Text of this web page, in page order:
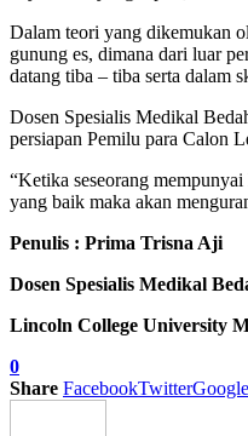
Dalam teori yang dikemukan
gunung es, dimana dari luar
datang tiba – tiba serta dalam
Dosen Spesialis Medikal
persiapan Pemilu para Calon
“Ketika seseorang
yang baik maka akan
Penulis : Prima Trisna Aji
Dosen Spesialis Medikal
Lincoln College University
0
Share FacebookTwitter